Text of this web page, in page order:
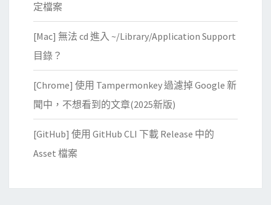
定檔案
[Mac] 無法 cd 進入 ~/Library/Application Support
目錄？
[Chrome] 使用 Tampermonkey 過濾掉 Google 新
聞中，不想看到的文章(2025新版)
[GitHub] 使用 GitHub CLI 下載 Release 中的
Asset 檔案